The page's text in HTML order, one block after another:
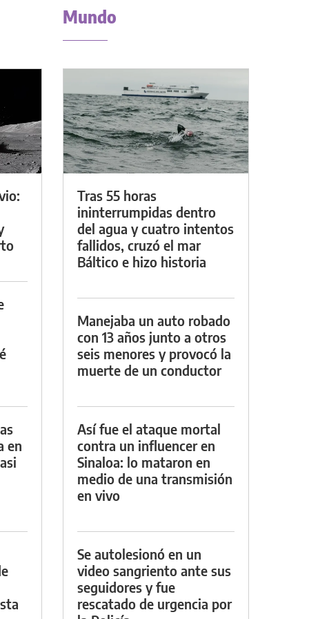
en
Mundo
Tras 55 horas
ininterrumpidas dentro
del agua y cuatro intentos
fallidos, cruzó el mar
Báltico e hizo historia
Manejaba un auto robado
con 13 años junto a otros
seis menores y provocó la
muerte de un conductor
Así fue el ataque mortal
contra un influencer en
Sinaloa: lo mataron en
medio de una transmisión
en vivo
Se autolesionó en un
video sangriento ante sus
seguidores y fue
rescatado de urgencia por